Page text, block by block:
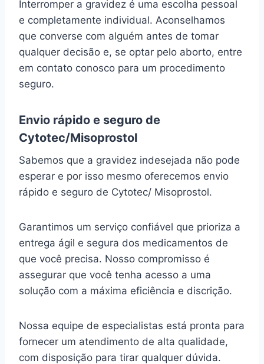
Interromper a gravidez é uma escolha pessoal
e completamente individual. Aconselhamos
que converse com alguém antes de tomar
qualquer decisão e, se optar pelo aborto, entre
em contato conosco para um procedimento
seguro.
Envio rápido e seguro de
Cytotec/Misoprostol
Sabemos que a gravidez indesejada não pode
esperar e por isso mesmo oferecemos envio
rápido e seguro de Cytotec/ Misoprostol.
Garantimos um serviço confiável que prioriza a
entrega ágil e segura dos medicamentos de
que você precisa. Nosso compromisso é
assegurar que você tenha acesso a uma
solução com a máxima eficiência e discrição.
Nossa equipe de especialistas está pronta para
fornecer um atendimento de alta qualidade,
com disposição para tirar qualquer dúvida.